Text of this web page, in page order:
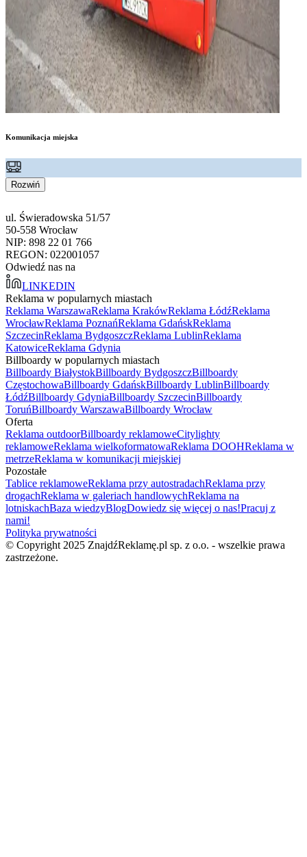
Komunikacja miejska
Rozwiń
ul. Świeradowska 51/57
50-558 Wrocław
NIP: 898 22 01 766
REGON: 022001057
Odwiedź nas na
LINKEDIN
Reklama w popularnych miastach
Reklama WarszawaReklama KrakówReklama ŁódźReklama
WrocławReklama PoznańReklama GdańskReklama
SzczecinReklama BydgoszczReklama LublinReklama
KatowiceReklama Gdynia
Billboardy w popularnych miastach
Billboardy BiałystokBillboardy BydgoszczBillboardy
CzęstochowaBillboardy GdańskBillboardy LublinBillboardy
ŁódźBillboardy GdyniaBillboardy SzczecinBillboardy
ToruńBillboardy WarszawaBillboardy Wrocław
Oferta
Reklama outdoorBillboardy reklamoweCitylighty
reklamoweReklama wielkoformatowaReklama DOOHReklama w
metrzeReklama w komunikacji miejskiej
Pozostałe
Tablice reklamoweReklama przy autostradachReklama przy
drogachReklama w galeriach handlowychReklama na
lotniskachBaza wiedzyBlogDowiedz się więcej o nas!Pracuj z
nami!
Polityka prywatności
© Copyright 2025 ZnajdźReklamę.pl sp. z o.o. - wszelkie prawa
zastrzeżone.